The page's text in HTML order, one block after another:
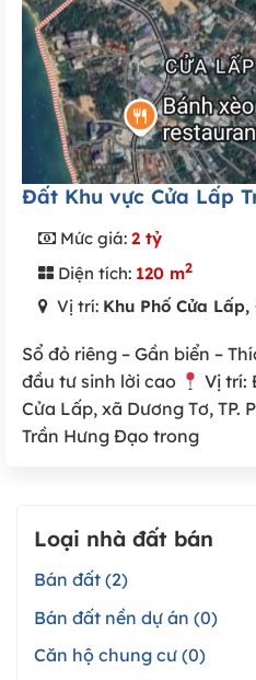
Đất Khu vực Cửa Lấp
Mức giá: 2 tỷ
Diện tích: 120 m2
Vị trí: Khu Phố Cửa
Sổ đỏ riêng – Gần biển –
đầu tư sinh lời cao
Vị trí:
Cửa Lấp, xã Dương Tơ, TP.
Trần Hưng Đạo trong
Loại nhà đất bán
Bán đất (2)
Bán đất nền dự án (0)
Căn hộ chung cư (0)